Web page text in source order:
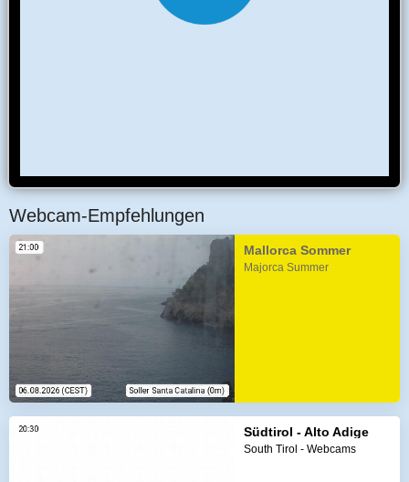
Webcam-Empfehlungen
Mallorca Sommer
Majorca Summer
Südtirol - Alto Adige
South Tirol - Webcams